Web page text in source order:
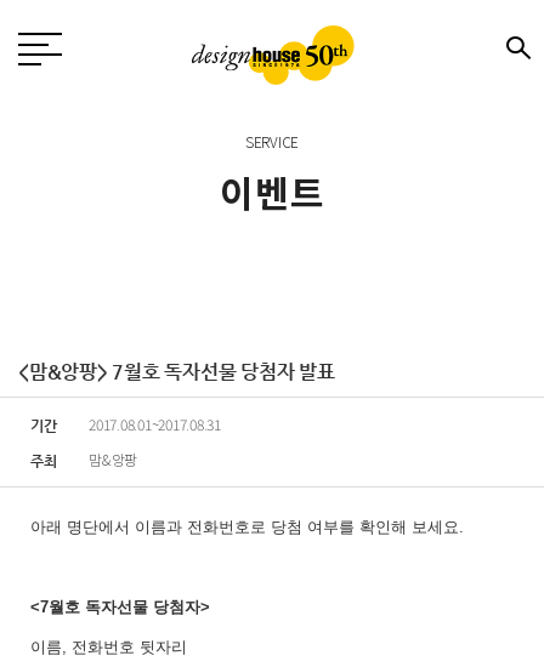
SERVICE
이벤트
<맘&앙팡> 7월호 독자선물 당첨자 발표
기간 2017.08.01~2017.08.31
주최 맘&앙팡